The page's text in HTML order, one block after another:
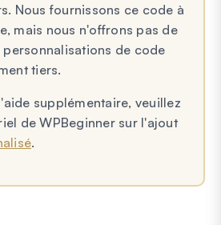
Nous fournissons ce code à
mais nous n'offrons pas de
de code
tiers.
supplémentaire, veuillez
de WPBeginner sur l'ajout
.